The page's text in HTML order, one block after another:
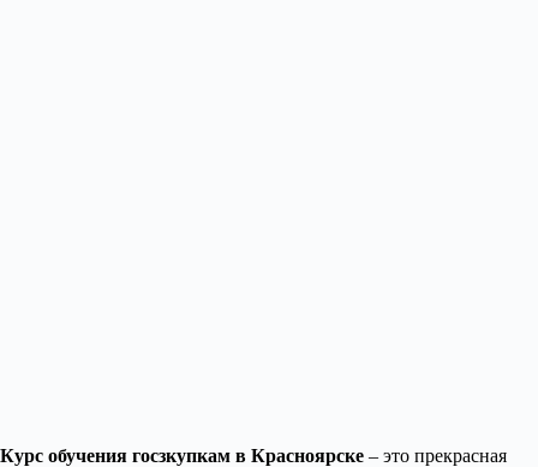
Курс обучения госзкупкам в Красноярске – это прекрасная